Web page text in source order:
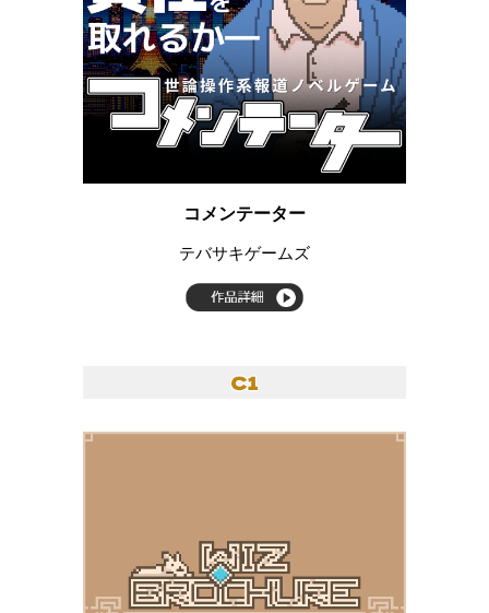
コメンテーター
テバサキゲームズ